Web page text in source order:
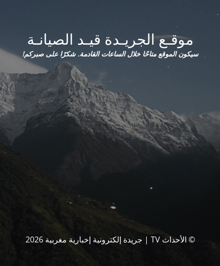
موقـع الجريـدة قيـد الصيانـة
سيكون الموقع متاحًا خلال الساعات القادمة. شكرًا على صبركم!
© الأحداث TV | جريدة إلكترونية إخبارية مغربية 2026